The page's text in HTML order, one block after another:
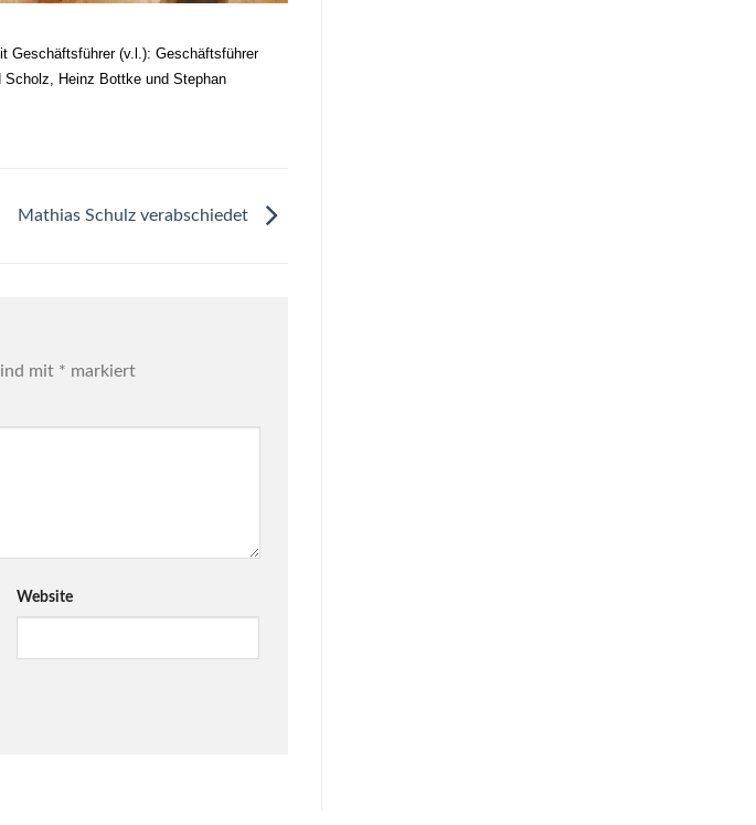
Geschäftsführer (v.l.): Geschäftsführer
Heinz Bottke und Stephan
Mathias Schulz verabschiedet
mit * markiert
Website